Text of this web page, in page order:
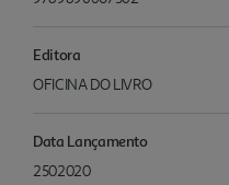
Editora
OFICINA DO LIVRO
Data Lançamento
2502020